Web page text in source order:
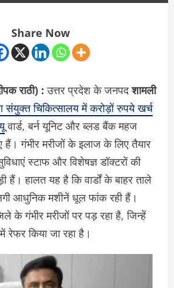
Share Now
राठी) :उत्तर प्रदेश के जनपदशामली
संयुक्त चिकित्सालय में करोड़ों रुपये खर्च
वार्ड, बर्न यूनिट और ब्लड बैंक महज
हैं। गंभीर मरीजों के इलाज के लिए तैयार
स्टाफ और विशेषज्ञ डॉक्टरों की
हैं। हालत यह है कि वार्डों के बाहर ताले
आधुनिक मशीनें धूल फांक रही हैं।
के गंभीर मरीजों पर पड़ रहा है, जिन्हें
किया जा रहा है।